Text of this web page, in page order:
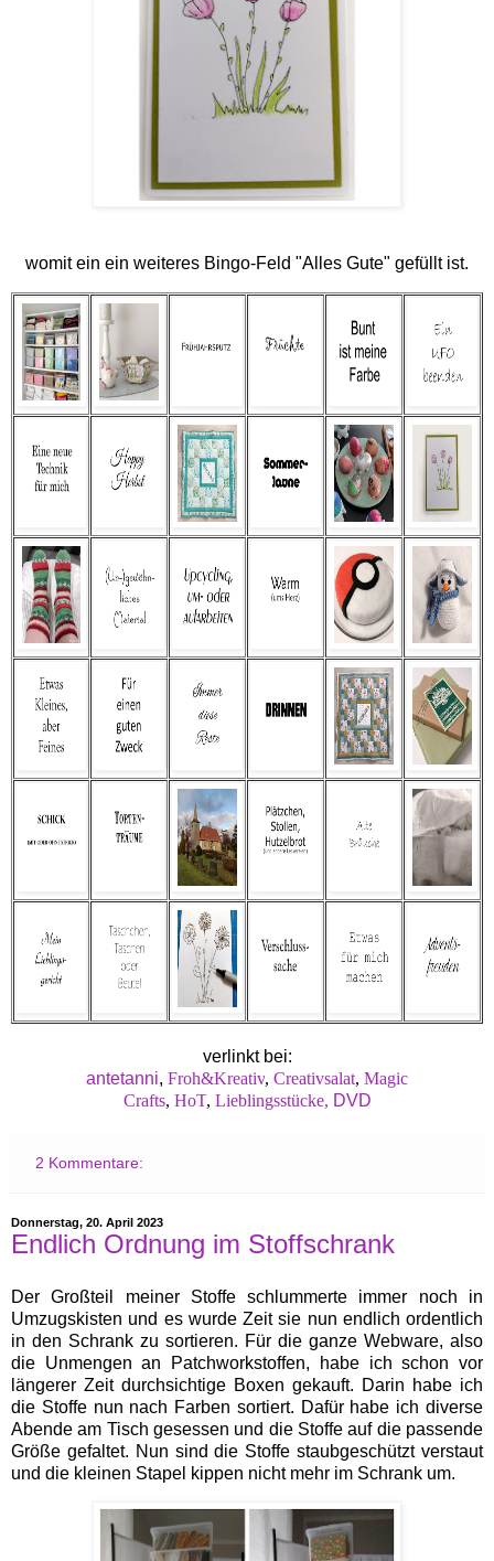
womit ein ein weiteres Bingo-Feld "Alles Gute" gefüllt ist.
verlinkt bei:
antetanni, Froh&Kreativ, Creativsalat, Magic
Crafts, HoT, Lieblingsstücke, DVD
2 Kommentare:
Donnerstag, 20. April 2023
Endlich Ordnung im Stoffschrank
Der Großteil meiner Stoffe schlummerte immer noch in
Umzugskisten und es wurde Zeit sie nun endlich ordentlich
in den Schrank zu sortieren. Für die ganze Webware, also
die Unmengen an Patchworkstoffen, habe ich schon vor
längerer Zeit durchsichtige Boxen gekauft. Darin habe ich
die Stoffe nun nach Farben sortiert. Dafür habe ich diverse
Abende am Tisch gesessen und die Stoffe auf die passende
Größe gefaltet. Nun sind die Stoffe staubgeschützt verstaut
und die kleinen Stapel kippen nicht mehr im Schrank um.